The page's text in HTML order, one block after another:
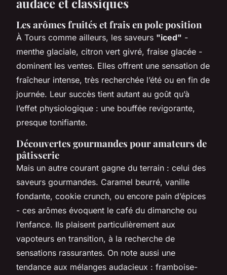
Les arômes fruités et frais en pole position
À Tours comme ailleurs, les saveurs "iced" -
menthe glaciale, citron vert givré, fraise glacée -
dominent les ventes. Elles offrent une sensation de
fraîcheur intense, très recherchée l’été ou en fin de
journée. Leur succès tient autant au goût qu’à
l’effet physiologique : une bouffée revigorante,
presque tonifiante.
Découvertes gourmandes pour amateurs de
pâtisserie
Mais un autre courant gagne du terrain : celui des
saveurs gourmandes. Caramel beurré, vanille
fondante, cookie crunch, ou encore pain d’épices
- ces arômes évoquent le café du dimanche ou
l’enfance. Ils plaisent particulièrement aux
vapoteurs en transition, à la recherche de
sensations rassurantes. On note aussi une
tendance aux mélanges audacieux : framboise-